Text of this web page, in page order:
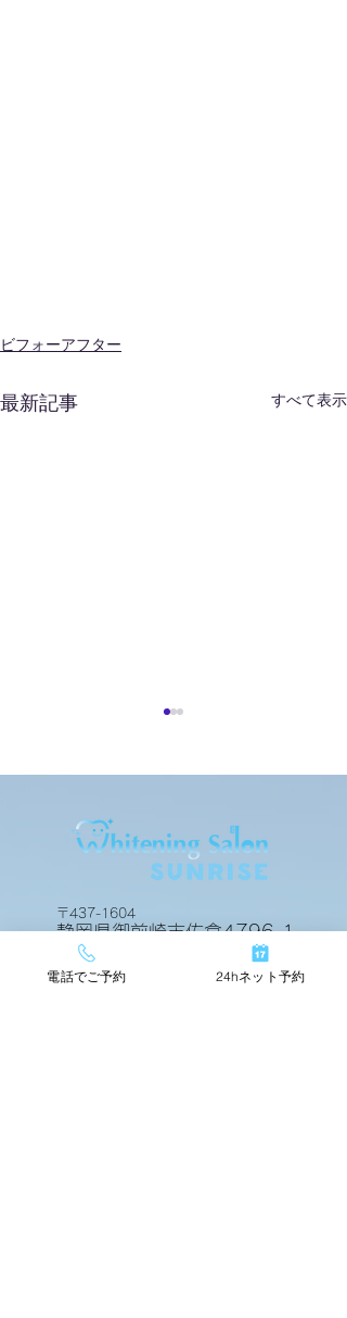
ビフォーアフター
最新記事 すべて表示
ビフォアーアフター
〒437-1604
静岡県御前崎市佐倉4796-1
24hネットで簡単予約
電話でご予約 24hネット予約